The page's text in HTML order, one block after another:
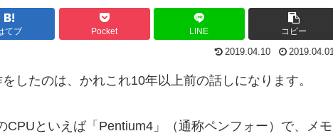
てブ Pocket LINE コピー
2019.04.10 2019.04.01
したのは、かれこれ10年以上前の話しになります。
といえば「Pentium4」（通称ペンフォー）で、メモ